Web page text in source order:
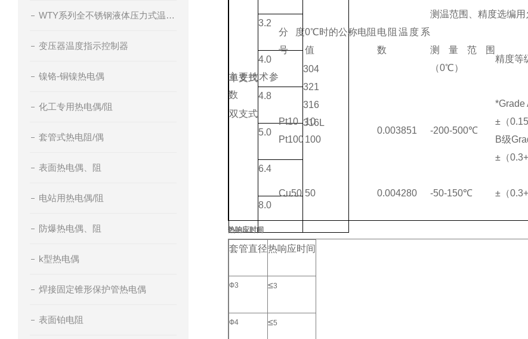
WTY系列全不锈钢液体压力式温度计
变压器温度指示控制器
镍铬-铜镍热电偶
化工专用热电偶/阻
套管式热电阻/偶
表面热电偶、阻
电站用热电偶/阻
防爆热电偶、阻
k型热电偶
焊接固定锥形保护管热电偶
表面铂电阻
单支式
双支式
304
321
316
316L
3.2
4.0
4.8
5.0
6.4
8.0
主要技术参
数
分度
号
0℃时的公称电阻
值
电阻温度系
数
测温范围、精度选编用
测量范围
（0℃）
精度等
Pt10
Pt100
10
100
0.003851 -200-500℃
*Grade
±（
B级
±（
Cu50 50 0.004280 -50-150℃ ±（
热响应时间
套管直径热响应时间
Ф3 ≤3
Ф4 ≤5